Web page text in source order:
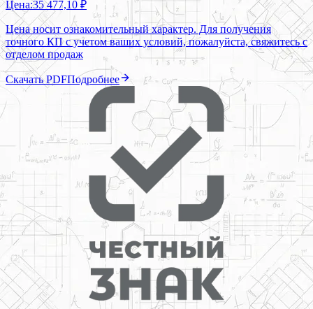
Цена:35 477,10 ₽
Цена носит ознакомительный характер. Для получения
точного КП с учетом ваших условий, пожалуйста, свяжитесь с
отделом продаж
Скачать PDFПодробнее